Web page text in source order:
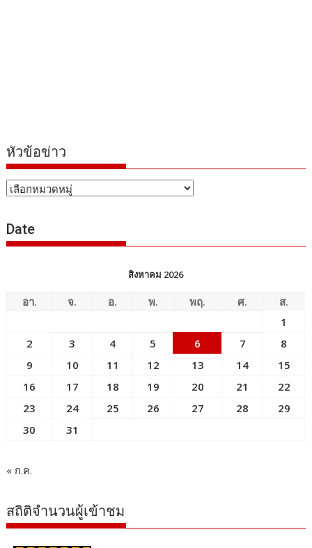
หัวข้อข่าว
หัวข้อ
Date
สิงหาคม 2026
อา. จ. อ. พ. พฤ. ศ.
ส.
1
2
3 4 5 6 7
8
9
10 11 12 13 14
15
16
17 18 19 20 21
22
23
24 25 26 27 28
29
30
31
« ก.ค.
สถิติจำนวนผู้เข้าชม